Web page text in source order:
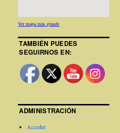
Ver mapa más grande
TAMBIÉN PUEDES
SEGUIRNOS EN:
ADMINISTRACIÓN
Acceder